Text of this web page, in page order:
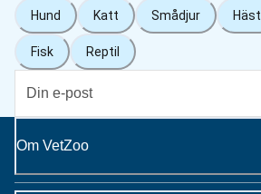
Hund Katt Smådjur Häst
Fisk Reptil
Om VetZoo